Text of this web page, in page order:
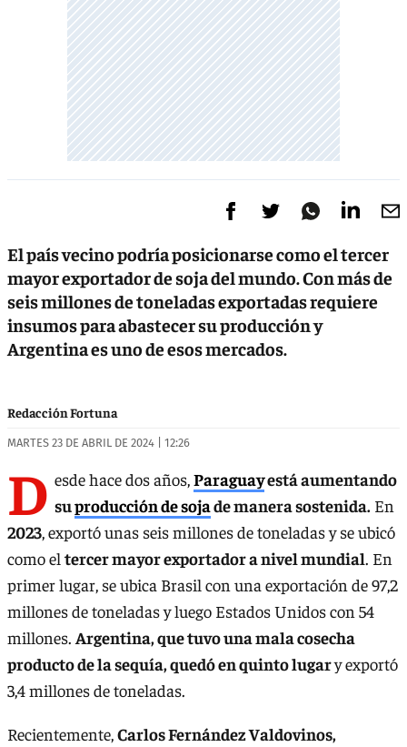
El país vecino podría posicionarse como el tercer
mayor exportador de soja del mundo. Con más de
seis millones de toneladas exportadas requiere
insumos para abastecer su producción y
Argentina es uno de esos mercados.
Redacción Fortuna
MARTES 23 DE ABRIL DE 2024 | 12:26
D esde hace dos años,Paraguayestá aumentando
suproducción de sojade manera sostenida. En
2023, exportó unas seis millones de toneladas y se ubicó
como el tercer mayor exportador a nivel mundial. En
primer lugar, se ubica Brasil con una exportación de 97,2
millones de toneladas y luego Estados Unidos con 54
millones. Argentina, que tuvo una mala cosecha
producto de la sequía, quedó en quinto lugary exportó
3,4 millones de toneladas.
Recientemente,Carlos Fernández Valdovinos,